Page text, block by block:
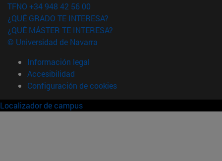
TFNO +34 948 42 56 00
¿QUÉ GRADO TE INTERESA?
¿QUÉ MÁSTER TE INTERESA?
© Universidad de Navarra
Información legal
Accesibilidad
Configuración de cookies
Localizador de campus